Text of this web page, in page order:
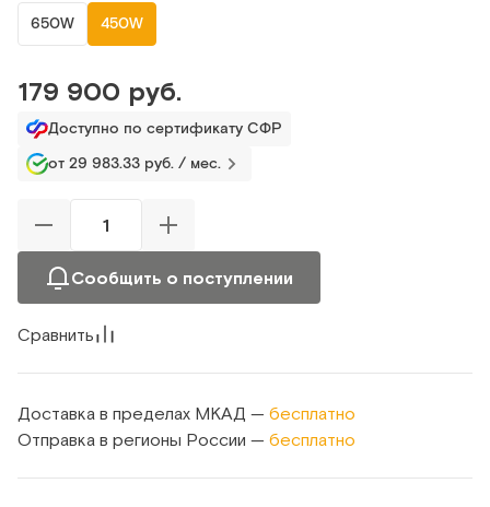
650W 450W
179 900 руб.
Доступно по сертификату СФР
от 29 983.33 руб. / мес.
Сообщить о поступлении
Сравнить
Доставка в пределах МКАД — бесплатно
Отправка в регионы России — бесплатно